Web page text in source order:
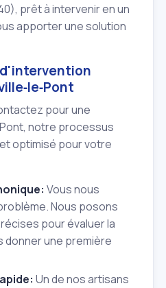
prêt à intervenir en un
apporter une solution
pour une
notre processus
optimisé pour votre
Vous nous
Nous posons
pour évaluer la
donner une première
Un de nos artisans